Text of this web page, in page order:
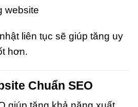
website
liên tục sẽ giúp tăng uy
hơn.
Chuẩn SEO